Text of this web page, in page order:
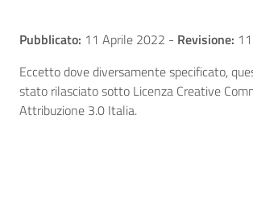
Pubblicato: 11 Aprile 2022 - Revisione:
Eccetto dove diversamente specificato,
stato rilasciato sotto Licenza Creative
Attribuzione 3.0 Italia.